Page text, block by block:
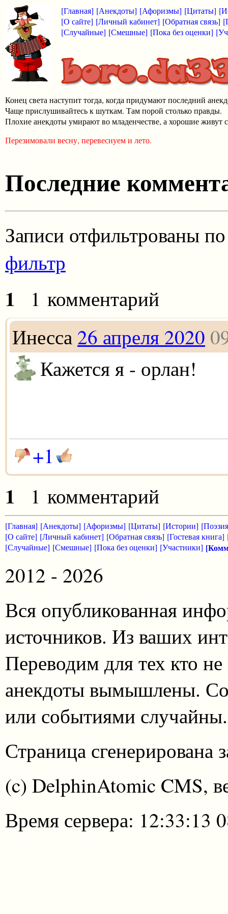
[Главная] [Анекдоты] [Афоризмы] [Цитаты]
[О сайте] [Личный кабинет] [Обратная связь]
[Случайные] [Смешные] [Пока без оценки]
Конец света наступит тогда, когда придумают последний
Чаще прислушивайтесь к шуткам. Там порой столько правды.
Плохие анекдоты умирают во младенчестве, а хорошие живут
Перезимовали весну, перевеснуем и лето.
Последние
Записи отфильтрованы
фильтр
1
1 комментарий
Инесса 26 апреля 2020
Кажется я - орлан!
+1
1 1 комментарий
[Главная] [Анекдоты] [Афоризмы] [Цитаты] [Истории]
[О сайте] [Личный кабинет] [Обратная связь] [Гостевая книга]
[Случайные] [Смешные] [Пока без оценки] [Участники]
2012 - 2026
Вся опубликованная
источников. Из ваших
Переводим для тех кто
анекдоты вымышлены.
или событиями случайны.
Страница сгенерирована
(c) DelphinAtomic CMS,
Время сервера: 12:33:13